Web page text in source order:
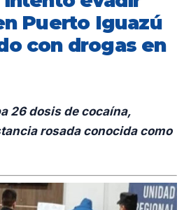
Puerto Iguazú
con drogas en
26 dosis de cocaína,
rosada conocida como